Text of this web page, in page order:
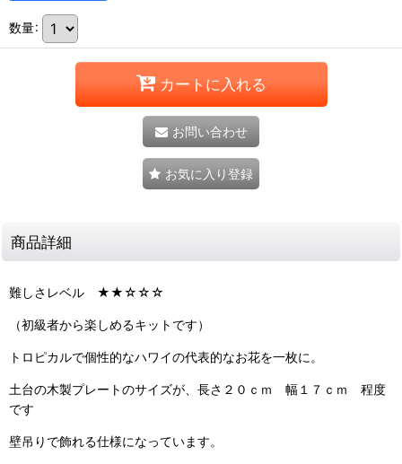
数量:
カートに入れる
お問い合わせ
お気に入り登録
商品詳細
難しさレベル ★★☆☆☆
（初級者から楽しめるキットです）
トロピカルで個性的なハワイの代表的なお花を一枚に。
土台の木製プレートのサイズが、長さ２０ｃｍ 幅１７ｃｍ 程度
です
壁吊りで飾れる仕様になっています。